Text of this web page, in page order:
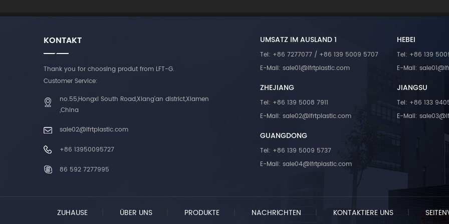
Langglasfaser (LGF)
Langkohlenstofffaser
Elektrik & Elektronik,
Industrieausrüstung, neue
und Strukturbauteile
unterstützen
Spritzgussverfahren
auch
anpassbaren
mm bis 25 mm. Das
ist nach ISO 9001 und
zertifiziert und besitzt
Patente im Bereich der
verarbeiten, und auch
werden. Daher kann
in großem Umfang
Baumaterialien, der
Möbeln und anderen
eingesetzt werden,
auf dem
Automobilindustrie.
langglasfaserverstärktem
unterscheidet sich von
kurzglasfaserverstärktem
Die
Reibung und Scherung
Schnecke und Zylinder
Dabei entstehen
kurzglasfaserverstärkte
KONTAKT
Thank you for choosing produt from LFT-G.
Customer Service:
no.55,Hongxi South Road,Xiang'an district,Xiamen
,China
sale02@lfrtplastic.com
+86 13950095727
86 592 7277995
UMSATZ IM AUSLAND 1
Tel: +86 7277077 / +86 139 5009 5707
E-Mail: sale01@lfrtplastic.com
HEBEI
Tel: +86 139
E-Mail:
ZHEJIANG
Tel: +86 139 5008 7911
E-Mail: sale02@lfrtplastic.com
JIANGSU
Tel: +86 133
E-Mail:
GUANGDONG
Tel: +86 139 5009 5737
E-Mail: sale04@lfrtplastic.com
ZUHAUSE ÜBER UNS PRODUKTE NACHRICHTEN KONTAKTIERE UNS |